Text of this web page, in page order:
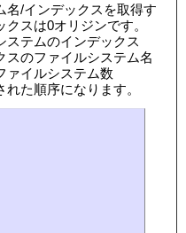
名/インデックスを取得す
スは0オリジンです。
ステムのインデックス
スのファイルシステム名
ァイルシステム数
た順序になります。